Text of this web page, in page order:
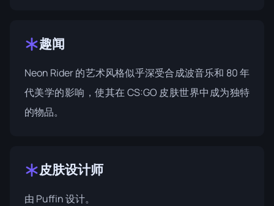
趣闻
Neon Rider 的艺术风格似乎深受合成波音乐和 80 年
代美学的影响，使其在 CS:GO 皮肤世界中成为独特
的物品。
皮肤设计师
由 Puffin设计。